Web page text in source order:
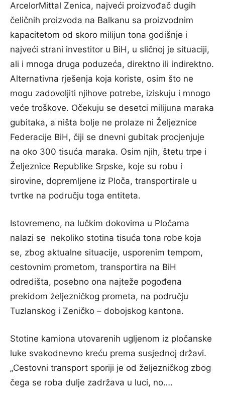
ArcelorMittal Zenica, najveći proizvođač dugih
čeličnih proizvoda na Balkanu sa proizvodnim
kapacitetom od skoro milijun tona godišnje i
najveći strani investitor u BiH, u sličnoj je situaciji,
ali i mnoga druga poduzeća, direktno ili indirektno.
Alternativna rješenja koja koriste, osim što ne
mogu zadovoljiti njihove potrebe, iziskuju i mnogo
veće troškove. Očekuju se desetci milijuna maraka
gubitaka, a ništa bolje ne prolaze ni Željeznice
Federacije BiH, čiji se dnevni gubitak procjenjuje
na oko 300 tisuća maraka. Osim njih, štetu trpe i
Željeznice Republike Srpske, koje su robu i
sirovine, dopremljene iz Ploča, transportirale u
tvrtke na području toga entiteta.
Istovremeno, na lučkim dokovima u Pločama
nalazi se nekoliko stotina tisuća tona robe koja
se, zbog aktualne situacije, usporenim tempom,
cestovnim prometom, transportira na BiH
odredišta, posebno ona najteže pogođena
prekidom željezničkog prometa, na području
Tuzlanskog i Zeničko – dobojskog kantona.
Stotine kamiona utovarenih ugljenom iz pločanske
luke svakodnevno kreću prema susjednoj državi.
„Cestovni transport sporiji je od željezničkog zbog
čega se roba dulje zadržava u luci, no….